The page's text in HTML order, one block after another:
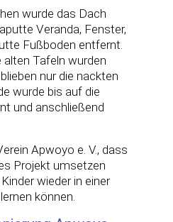
wurde das Dach
Veranda, Fenster,
Fußboden entfernt.
alten Tafeln wurden
nur die nackten
wurde bis auf die
und anschließend
Apwoyo e. V., dass
Projekt umsetzen
wieder in einer
können.